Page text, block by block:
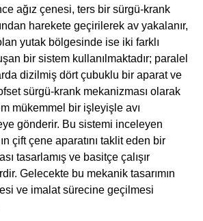
ağız çenesi, ters bir sürgü-krank
harekete geçirilerek av yakalanır,
yutak bölgesinde ise iki farklı
bir sistem kullanılmaktadır; paralel
dizilmiş dört çubuklu bir aparat ve
sürgü-krank mekanizması olarak
mükemmel bir işleyişle avı
gönderir. Bu sistemi inceleyen
çift çene aparatını taklit eden bir
tasarlamış ve basitçe çalışır
Gelecekte bu mekanik tasarımın
ve imalat sürecine geçilmesi